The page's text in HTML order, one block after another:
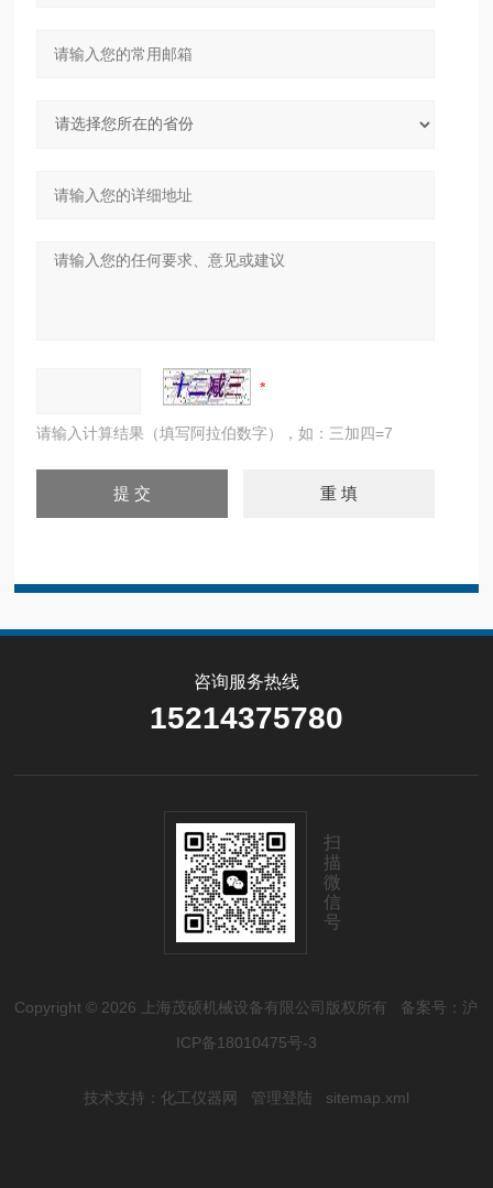
请输入计算结果（填写阿拉伯数字），如：三加四=7
咨询服务热线
15214375780
扫
描
微
信
号
Copyright © 2026 上海茂硕机械设备有限公司版权所有 备案号：沪
ICP备18010475号-3
技术支持： 化工仪器网 管理登陆 sitemap.xml